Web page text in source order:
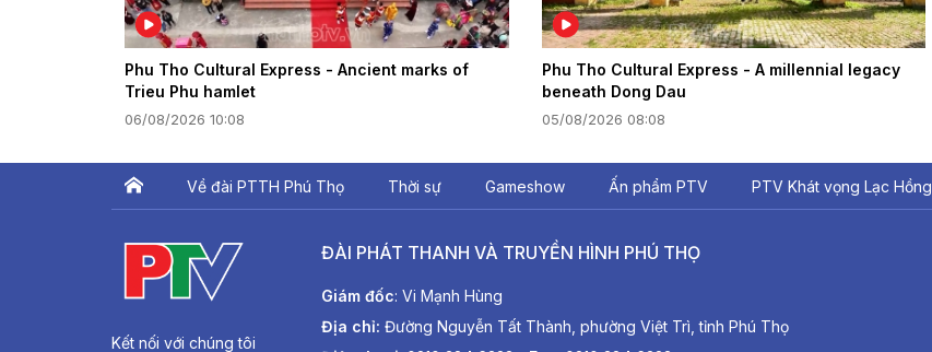
Phu Tho Cultural Express - Ancient marks of
Trieu Phu hamlet
06/08/2026 10:08
Phu Tho Cultural Express - A millennial legacy
beneath Dong Dau
05/08/2026 08:08
Về đài PTTH Phú Thọ Thời sự Gameshow Ấn phẩm PTV PTV Khát vọng Lạc Hồng
Kết nối với chúng tôi
ĐÀI PHÁT THANH VÀ TRUYỀN HÌNH PHÚ THỌ
Giám đốc: Vi Mạnh Hùng
Địa chỉ: Đường Nguyễn Tất Thành, phường Việt Trì, tỉnh Phú Thọ